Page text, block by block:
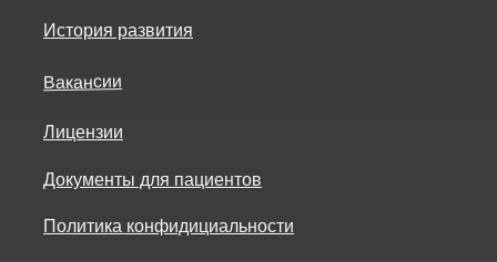
Вакансии
Лицензии
Политика конфидициальности
Документы для пациентов
История развития